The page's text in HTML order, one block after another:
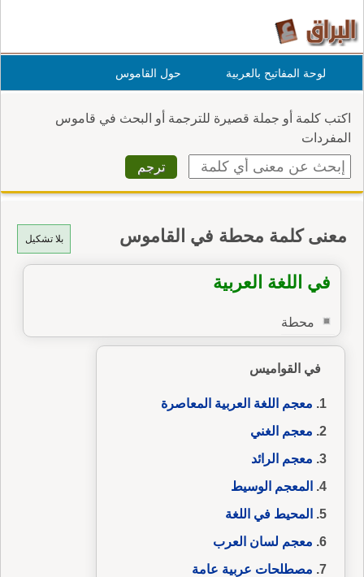
لوحة المفاتيح بالعربية حول القاموس
اكتب كلمة أو جملة قصيرة للترجمة أو البحث في قاموس
المفردات
بلا تشكيل معنى كلمة محطة في القاموس
في اللغة العربية
محطة
في القواميس
معجم اللغة العربية المعاصرة
معجم الغني
معجم الرائد
المعجم الوسيط
المحيط في اللغة
معجم لسان العرب
مصطلحات عربية عامة